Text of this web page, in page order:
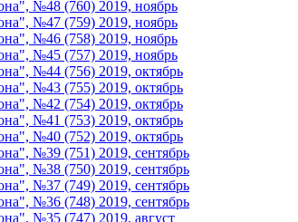
№48 (760) 2019, ноябрь
№47 (759) 2019, ноябрь
№46 (758) 2019, ноябрь
№45 (757) 2019, ноябрь
№44 (756) 2019, октябрь
№43 (755) 2019, октябрь
№42 (754) 2019, октябрь
№41 (753) 2019, октябрь
№40 (752) 2019, октябрь
№39 (751) 2019, сентябрь
№38 (750) 2019, сентябрь
№37 (749) 2019, сентябрь
№36 (748) 2019, сентябрь
№35 (747) 2019, август